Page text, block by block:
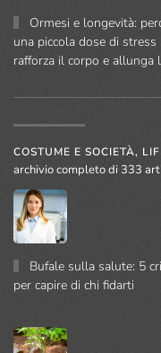
Ormesi e longevità:
una piccola dose di stress
rafforza il corpo e allunga
COSTUME E SOCIETÀ,
archivio completo di 333
Bufale sulla salute: 5
per capire di chi fidarti